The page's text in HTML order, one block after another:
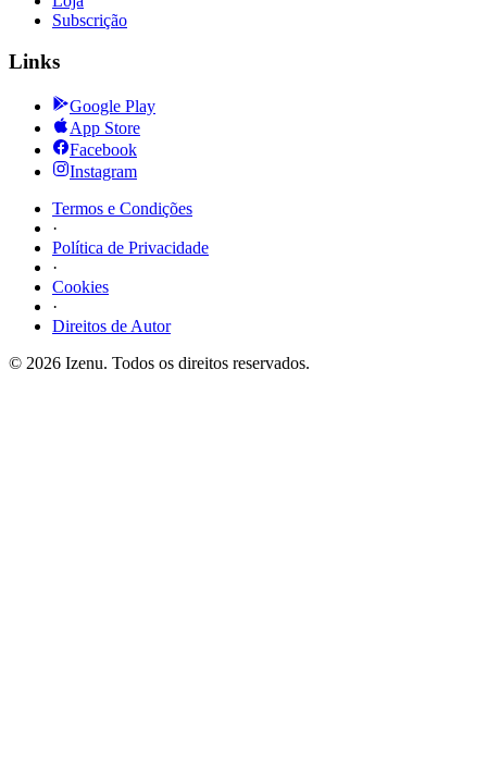
Subscrição
Links
Google Play
App Store
Facebook
Instagram
Termos e Condições
·
Política de Privacidade
·
Cookies
·
Direitos de Autor
© 2026 Izenu. Todos os direitos reservados.